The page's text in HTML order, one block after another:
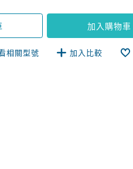
加入購物車
相關型號 加入比較